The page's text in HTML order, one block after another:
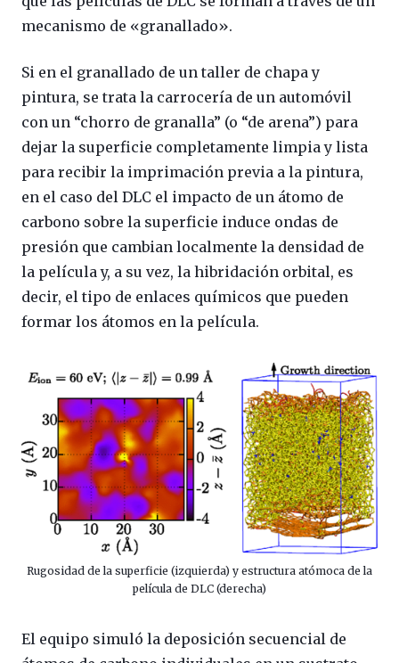
mecanismo de «granallado».
Si en el granallado de un taller de chapa y
pintura, se trata la carrocería de un automóvil
con un “chorro de granalla” (o “de arena”) para
dejar la superficie completamente limpia y lista
para recibir la imprimación previa a la pintura,
en el caso del DLC el impacto de un átomo de
carbono sobre la superficie induce ondas de
presión que cambian localmente la densidad de
la película y, a su vez, la hibridación orbital, es
decir, el tipo de enlaces químicos que pueden
formar los átomos en la película.
Rugosidad de la superficie (izquierda) y estructura atómoca de la
película de DLC (derecha)
El equipo simuló la deposición secuencial de